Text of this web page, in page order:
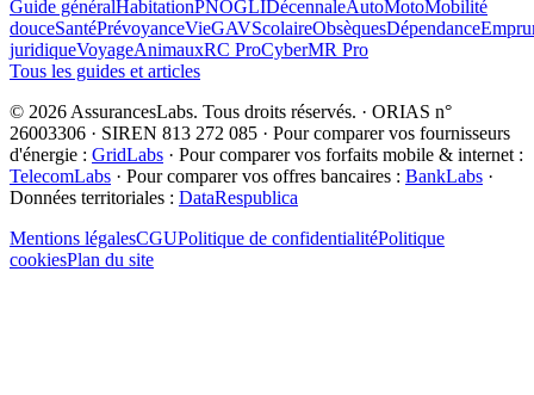
Guide généralHabitationPNOGLIDécennaleAutoMotoMobilité
douceSantéPrévoyanceVieGAVScolaireObsèquesDépendance
juridiqueVoyageAnimauxRC ProCyberMR Pro
Tous les guides et articles
© 2026 AssurancesLabs. Tous droits réservés. · ORIAS n°
26003306 · SIREN 813 272 085 · Pour comparer vos fournisseurs
d'énergie : GridLabs · Pour comparer vos forfaits mobile & internet :
TelecomLabs · Pour comparer vos offres bancaires : BankLabs ·
Données territoriales : DataRespublica
Mentions légalesCGUPolitique de confidentialitéPolitique
cookiesPlan du site